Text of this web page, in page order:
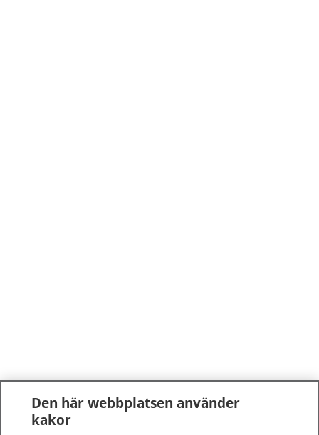
Den här webbplatsen använder
kakor